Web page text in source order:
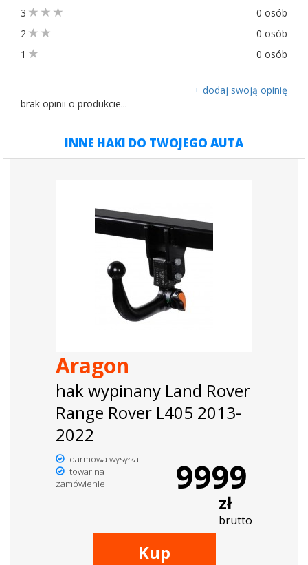
3
0 osób
2
0 osób
1
0 osób
+ dodaj swoją opinię
brak opinii o produkcie...
INNE HAKI DO TWOJEGO AUTA
Aragon
hak wypinany Land Rover
Range Rover L405 2013-
2022
darmowa wysyłka
towar na
zamówienie
9999
zł
brutto
Kup